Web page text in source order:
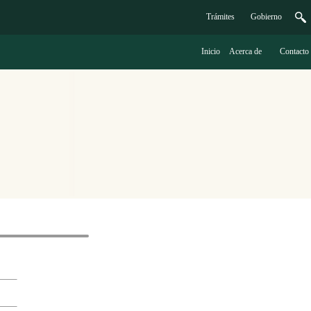
Trámites Gobierno
Inicio Acerca de Contacto